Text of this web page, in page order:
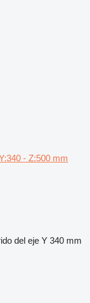
- Z:500 mm
del eje Y 340 mm